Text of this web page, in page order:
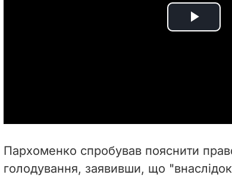
P
i
Пархоменко спробував пояснити
голодування, заявивши, що